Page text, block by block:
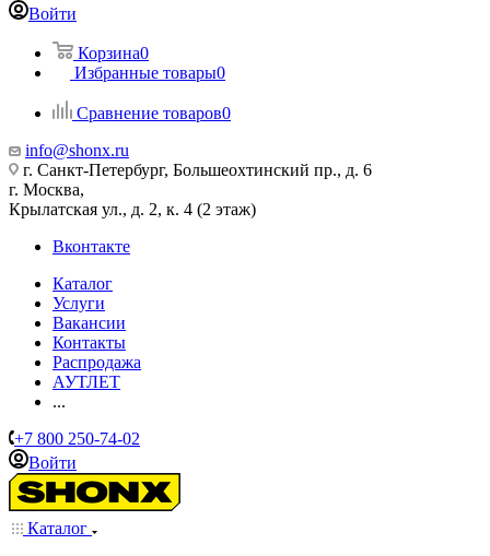
Войти
Корзина0
Избранные товары0
Сравнение товаров0
info@shonx.ru
г. Санкт-Петербург, Большеохтинский пр., д. 6
г. Москва,
Крылатская ул., д. 2, к. 4 (2 этаж)
Вконтакте
Каталог
Услуги
Вакансии
Контакты
Распродажа
АУТЛЕТ
...
+7 800 250-74-02
Войти
Каталог